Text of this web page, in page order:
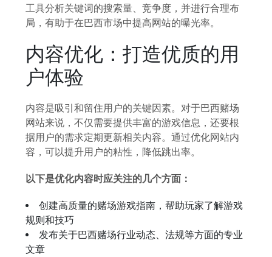
工具分析关键词的搜索量、竞争度，并进行合理布
局，有助于在巴西市场中提高网站的曝光率。
内容优化：打造优质的用
户体验
内容是吸引和留住用户的关键因素。对于巴西赌场
网站来说，不仅需要提供丰富的游戏信息，还要根
据用户的需求定期更新相关内容。通过优化网站内
容，可以提升用户的粘性，降低跳出率。
以下是优化内容时应关注的几个方面：
创建高质量的赌场游戏指南，帮助玩家了解游戏
规则和技巧
发布关于巴西赌场行业动态、法规等方面的专业
文章